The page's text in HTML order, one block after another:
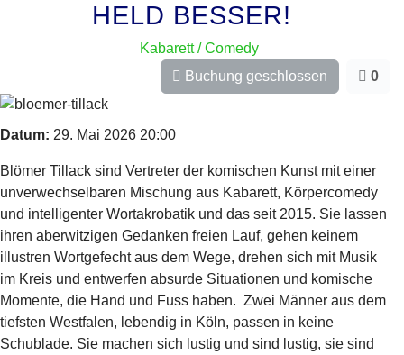
HELD BESSER!
Kabarett / Comedy
Buchung geschlossen
0
Datum: 29. Mai 2026 20:00
Blömer Tillack sind Vertreter der komischen Kunst mit einer
unverwechselbaren Mischung aus Kabarett, Körpercomedy
und intelligenter Wortakrobatik und das seit 2015. Sie lassen
ihren aberwitzigen Gedanken freien Lauf, gehen keinem
illustren Wortgefecht aus dem Wege, drehen sich mit Musik
im Kreis und entwerfen absurde Situationen und komische
Momente, die Hand und Fuss haben. Zwei Männer aus dem
tiefsten Westfalen, lebendig in Köln, passen in keine
Schublade. Sie machen sich lustig und sind lustig, sie sind